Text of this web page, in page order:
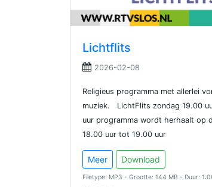
Lichtflits
2026-02-08
Religieus programma met allerlei
muziek. LichtFlits zondag 19.00
uur programma wordt herhaalt op
18.00 uur tot 19.00 uur
Meer Download
Filetype: MP3 - Grootte: 144 MB - Duur: